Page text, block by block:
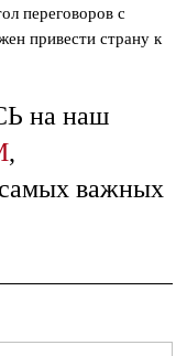
переговоров с
привести страну к
на наш
,
важных